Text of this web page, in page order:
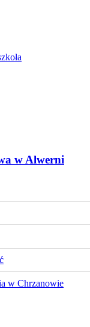
w Alwerni
w Chrzanowie